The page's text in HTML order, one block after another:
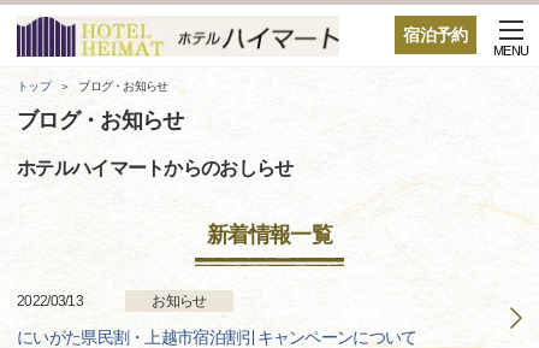
宿泊予約
MENU
トップ ブログ・お知らせ
ブログ・お知らせ
ホテルハイマートからのおしらせ
新着情報一覧
2022/03/13 お知らせ
にいがた県民割・上越市宿泊割引キャンペーンについて